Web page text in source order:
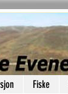
Fiske